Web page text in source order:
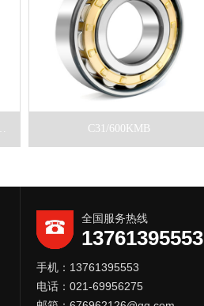
C4VQ015 C31/600KMB
全国服务热线
13761395553
手机：13761395553
电话：021-69956275